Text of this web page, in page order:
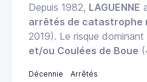
Depuis 1982, LAGUENNE
arrêtés de catastrophe
2019). Le risque dominant
et/ou Coulées de Boue
Décennie
Arrêtés